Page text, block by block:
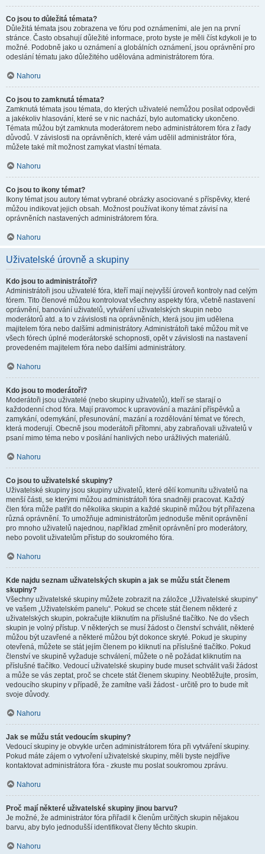
Co jsou to důležitá témata?
Důležitá témata jsou zobrazena ve fóru pod oznámeními, ale jen na první
stránce. Často obsahují důležité informace, proto byste je měli číst kdykoli je to
možné. Podobně jako u oznámení a globálních oznámení, jsou oprávnění pro
odeslání tématu jako důležitého udělována administrátorem fóra.
Nahoru
Co jsou to zamknutá témata?
Zamknutá témata jsou témata, do kterých uživatelé nemůžou posílat odpovědi
a jakékoliv hlasování, které se v nic nachází, bylo automaticky ukončeno.
Témata můžou být zamknuta moderátorem nebo administrátorem fóra z řady
důvodů. V závislosti na oprávněních, které vám udělil administrátor fóra,
můžete také mít možnost zamykat vlastní témata.
Nahoru
Co jsou to ikony témat?
Ikony témat jsou autory témat vybrané obrázky asociované s příspěvky, které
můžou indikovat jejich obsah. Možnost používat ikony témat závisí na
oprávněních nastavených administrátorem fóra.
Nahoru
Uživatelské úrovně a skupiny
Kdo jsou to administrátoři?
Administrátoři jsou uživatelé fóra, kteří mají nejvyšší úroveň kontroly nad celým
fórem. Tito členové můžou kontrolovat všechny aspekty fóra, včetně nastavení
oprávnění, banování uživatelů, vytváření uživatelských skupin nebo
moderátorů atd. a to v závislosti na oprávněních, která jsou jim udělena
majitelem fóra nebo dalšími administrátory. Administrátoři také můžou mít ve
všech fórech úplné moderátorské schopnosti, opět v závislosti na nastavení
provedeném majitelem fóra nebo dalšími administrátory.
Nahoru
Kdo jsou to moderátoři?
Moderátoři jsou uživatelé (nebo skupiny uživatelů), kteří se starají o
každodenní chod fóra. Mají pravomoc k upravování a mazání příspěvků a
zamykání, odemykání, přesunování, mazání a rozdělování témat ve fórech,
která moderují. Obecně jsou moderátoři přítomni, aby zabraňovali uživatelů v
psaní mimo téma nebo v posílání hanlivých nebo urážlivých materiálů.
Nahoru
Co jsou to uživatelské skupiny?
Uživatelské skupiny jsou skupiny uživatelů, které dělí komunitu uživatelů na
menší části, se kterými můžou administrátoři fóra snadněji pracovat. Každý
člen fóra může patřit do několika skupin a každé skupině můžou být přiřazena
různá oprávnění. To umožňuje administrátorům jednoduše měnit oprávnění
pro mnoho uživatelů najednou, například změnit oprávnění pro moderátory,
nebo povolit uživatelům přístup do soukromého fóra.
Nahoru
Kde najdu seznam uživatelských skupin a jak se můžu stát členem
skupiny?
Všechny uživatelské skupiny můžete zobrazit na záložce „Uživatelské skupiny“
ve vašem „Uživatelském panelu“. Pokud se chcete stát členem některé z
uživatelských skupin, pokračujte kliknutím na příslušné tlačítko. Ne do všech
skupin je volný přístup. V některých se musí žádost o členství schválit, některé
můžou být uzavřené a některé můžou být dokonce skryté. Pokud je skupiny
otevřená, můžete se stát jejím členem po kliknutí na příslušné tlačítko. Pokud
členství ve skupině vyžaduje schválení, můžete o ně požádat kliknutím na
příslušné tlačítko. Vedoucí uživatelské skupiny bude muset schválit vaši žádost
a může se vás zeptat, proč se chcete stát členem skupiny. Neobtěžujte, prosím,
vedoucího skupiny v případě, že zamítne vaši žádost - určitě pro to bude mít
svoje důvody.
Nahoru
Jak se můžu stát vedoucím skupiny?
Vedoucí skupiny je obvykle určen administrátorem fóra při vytváření skupiny.
Pokud máte zájem o vytvoření uživatelské skupiny, měli byste nejdříve
kontaktovat administrátora fóra - zkuste mu poslat soukromou zprávu.
Nahoru
Proč mají některé uživatelské skupiny jinou barvu?
Je možné, že administrátor fóra přiřadil k členům určitých skupin nějakou
barvu, aby bylo jednodušší identifikovat členy těchto skupin.
Nahoru